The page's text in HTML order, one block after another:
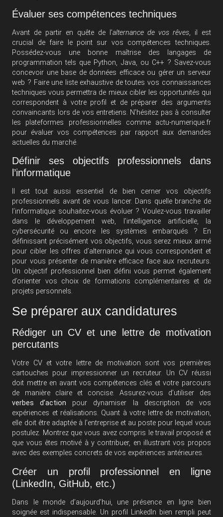
Évaluer ses compétences techniques
Avant de partir en quête de l’alternance de vos rêves, il est
crucial de faire le point sur vos compétences techniques.
Possédez-vous une bonne maîtrise des langages de
programmation tels que Python, Java, ou C++ ? Savez-vous
concevoir une base de données efficace ou gérer un serveur
web ? Faire une liste exhaustive de toutes vos connaissances
techniques vous permettra de mieux cibler les opportunités qui
correspondent à votre profil et de préparer des arguments
convaincants lors de vos entretiens. N’hésitez pas à consulter
les plateformes professionnelles comme actu-numerique.fr
pour évaluer vos compétences par rapport aux demandes
actuelles du marché.
Définir ses objectifs professionnels dans
l’informatique
Il est tout aussi essentiel de bien cerner vos objectifs
professionnels avant de vous lancer. Dans quelle branche de
l’informatique souhaitez-vous évoluer ? Voulez-vous travailler
dans le développement web, l’intelligence artificielle, la
cybersécurité ou encore les systèmes embarqués ? En
définissant précisément vos objectifs, vous serez mieux armé
pour cibler les offres d’alternance qui vous correspondent et
pour vous présenter de manière efficace face aux recruteurs.
Un objectif professionnel bien défini vous permet également
d’orienter vos choix de formations complémentaires et de
projets personnels.
Se préparer aux candidatures
Rédiger un CV et une lettre de motivation
percutants
Votre CV et votre lettre de motivation sont vos premières
cartouches pour impressionner un recruteur. Un CV réussi
doit mettre en avant vos compétences clés et votre parcours
de manière claire et concise. Assurez-vous d’utiliser des
verbes d’action pour dynamiser la description de vos
expériences et réalisations. Quant à votre lettre de motivation,
elle doit être adaptée à l’entreprise et au poste pour lequel vous
postulez. Montrez que vous avez compris le travail proposé et
que vous êtes motivé à y contribuer, en illustrant vos propos
avec des exemples concrets de vos expériences antérieures.
Créer un profil professionnel en ligne
(LinkedIn, GitHub, etc.)
Dans le monde d’aujourd’hui, une présence en ligne bien
soignée est indispensable. Un profil LinkedIn bien rempli peut